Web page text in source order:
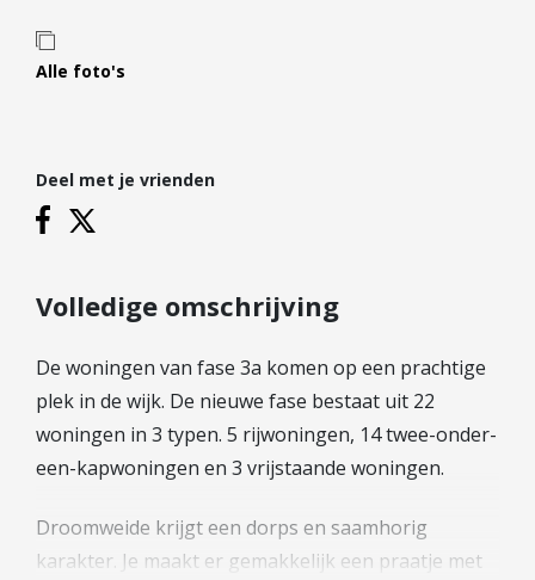
Hypotheek oversluiten
Hypotheek verhogen
Banken
Duurzame hypotheek
Contact
Leer ons kennen
Over Ons
Ons Team
Vacatures
Blog
Alle foto's
Deel met je vrienden
Volledige omschrijving
De woningen van fase 3a komen op een prachtige
plek in de wijk. De nieuwe fase bestaat uit 22
woningen in 3 typen. 5 rijwoningen, 14 twee-onder-
een-kapwoningen en 3 vrijstaande woningen.
Droomweide krijgt een dorps en saamhorig
karakter. Je maakt er gemakkelijk een praatje met